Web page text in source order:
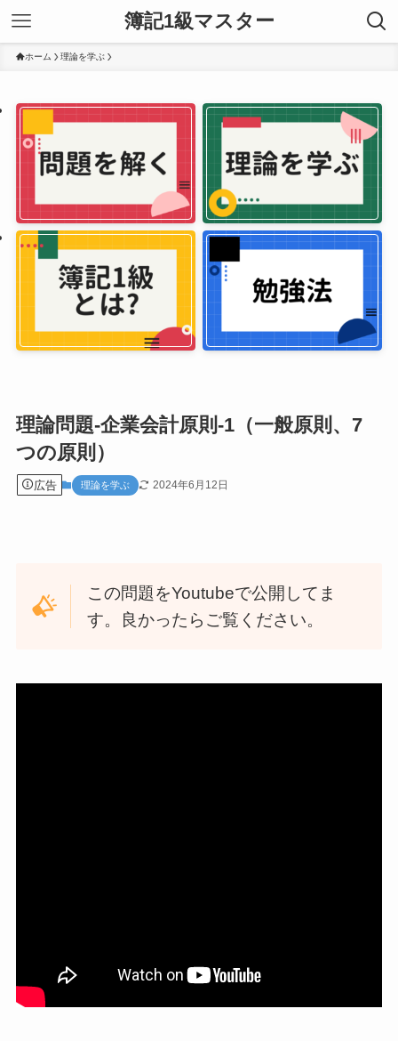
簿記1級マスター
ホーム 理論を学ぶ
理論問題-企業会計原則-1（一般原則、7
つの原則）
広告 理論を学ぶ 2024年6月12日
この問題をYoutubeで公開してま
す。良かったらご覧ください。